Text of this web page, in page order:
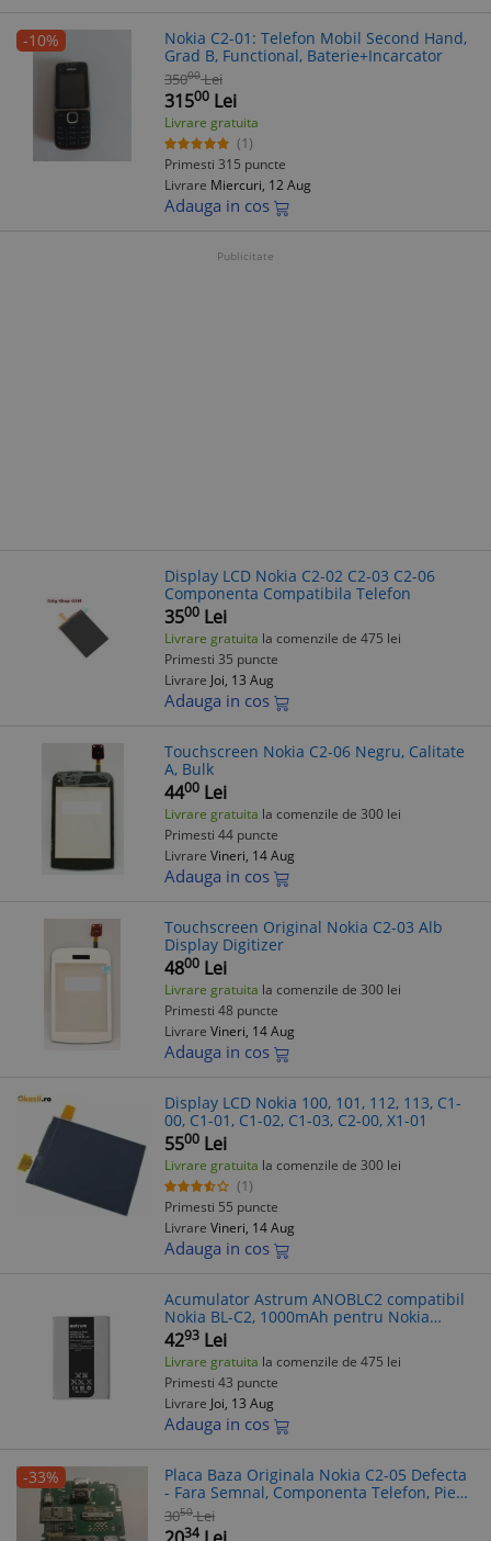
-10%
Nokia C2-01: Telefon Mobil Second Hand,
Grad B, Functional, Baterie+Incarcator
35000 Lei
31500 Lei
Livrare gratuita
(1)
Primesti 315 puncte
Livrare Miercuri, 12 Aug
Adauga in cos
Publicitate
Display LCD Nokia C2-02 C2-03 C2-06
Componenta Compatibila Telefon
3500 Lei
Livrare gratuita la comenzile de 475 lei
Primesti 35 puncte
Livrare Joi, 13 Aug
Adauga in cos
Touchscreen Nokia C2-06 Negru, Calitate
A, Bulk
4400 Lei
Livrare gratuita la comenzile de 300 lei
Primesti 44 puncte
Livrare Vineri, 14 Aug
Adauga in cos
Touchscreen Original Nokia C2-03 Alb
Display Digitizer
4800 Lei
Livrare gratuita la comenzile de 300 lei
Primesti 48 puncte
Livrare Vineri, 14 Aug
Adauga in cos
Display LCD Nokia 100, 101, 112, 113, C1-
00, C1-01, C1-02, C1-03, C2-00, X1-01
5500 Lei
Livrare gratuita la comenzile de 300 lei
(1)
Primesti 55 puncte
Livrare Vineri, 14 Aug
Adauga in cos
Acumulator Astrum ANOBLC2 compatibil
Nokia BL-C2, 1000mAh pentru Nokia
3140/3510 Slim
4293 Lei
Livrare gratuita la comenzile de 475 lei
Primesti 43 puncte
Livrare Joi, 13 Aug
Adauga in cos
-33%
Placa Baza Originala Nokia C2-05 Defecta
- Fara Semnal, Componenta Telefon, Piese
Schimb
3050 Lei
34